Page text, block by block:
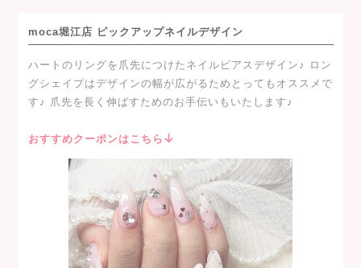
moca堀江店 ピックアップネイルデザイン
ハートのリングを爪先につけたネイルピアスデザイン♪ ロン
グシェイプはデザインの幅が広がるためとってもオススメで
す♪ 爪先を長く伸ばすためのお手伝いもいたします♪
おすすめクーポンはこちら